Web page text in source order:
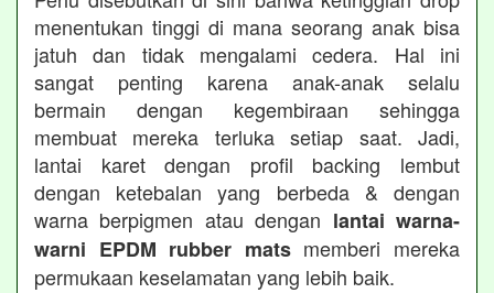
menentukan tinggi di mana seorang anak bisa
jatuh dan tidak mengalami cedera. Hal ini
sangat penting karena anak-anak selalu
bermain dengan kegembiraan sehingga
membuat mereka terluka setiap saat. Jadi,
lantai karet dengan profil backing lembut
dengan ketebalan yang berbeda & dengan
warna berpigmen atau dengan lantai warna-
warni EPDM rubber matsmemberi mereka
permukaan keselamatan yang lebih baik.